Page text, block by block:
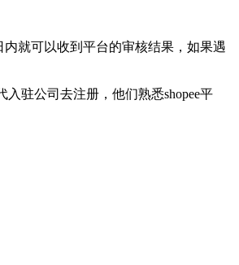
就可以收到平台的审核结果，如果遇
驻公司去注册，他们熟悉shopee平